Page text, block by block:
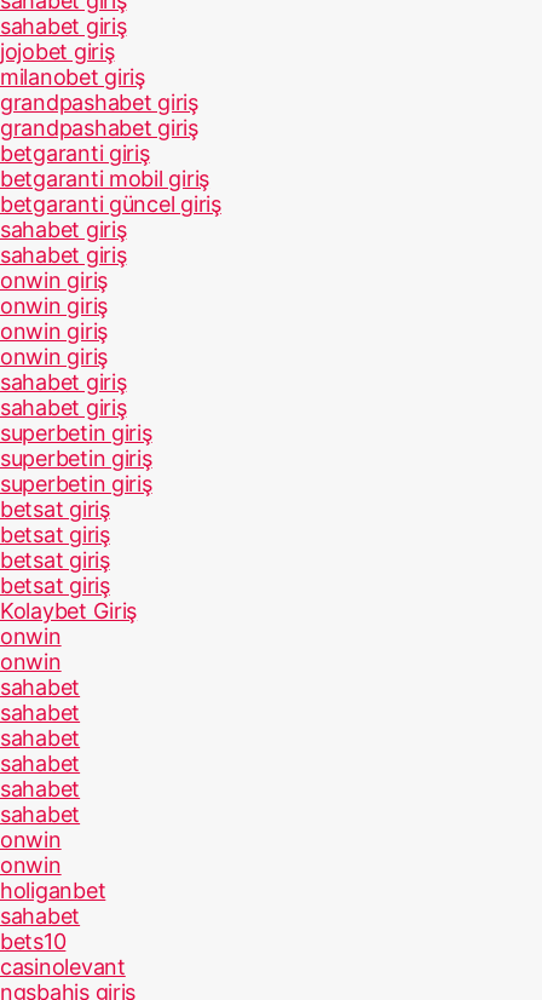
sahabet giriş
jojobet giriş
milanobet giriş
grandpashabet giriş
grandpashabet giriş
betgaranti giriş
betgaranti mobil giriş
betgaranti güncel giriş
sahabet giriş
sahabet giriş
onwin giriş
onwin giriş
onwin giriş
onwin giriş
sahabet giriş
sahabet giriş
superbetin giriş
superbetin giriş
superbetin giriş
betsat giriş
betsat giriş
betsat giriş
betsat giriş
Kolaybet Giriş
onwin
onwin
sahabet
sahabet
sahabet
sahabet
sahabet
sahabet
onwin
onwin
holiganbet
sahabet
bets10
casinolevant
ngsbahis giriş